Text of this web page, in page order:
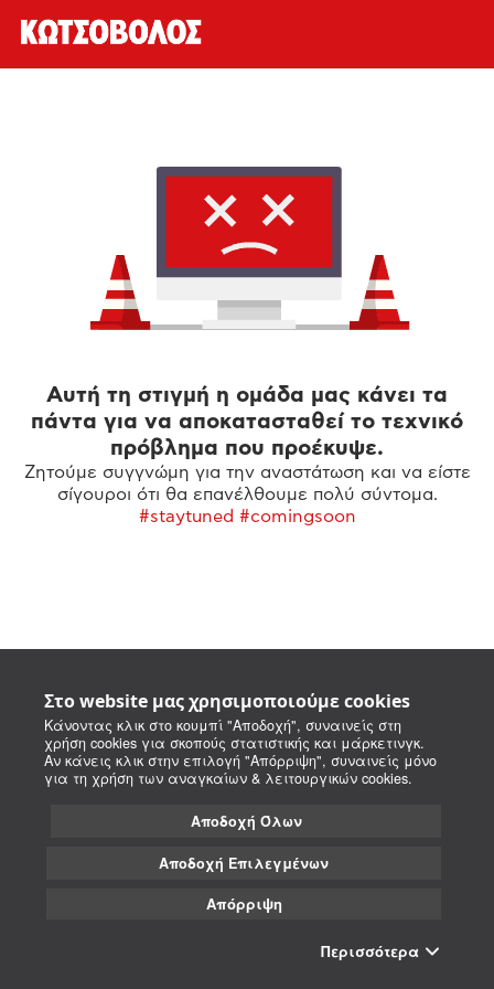
Στο website μας χρησιμοποιούμε cookies
Κάνοντας κλικ στο κουμπί "Αποδοχή", συναινείς στη
χρήση cookies για σκοπούς στατιστικής και μάρκετινγκ.
Αν κάνεις κλικ στην επιλογή "Απόρριψη", συναινείς μόνο
για τη χρήση των αναγκαίων & λειτουργικών cookies.
Αποδοχή Όλων
Αποδοχή Επιλεγμένων
Απόρριψη
Περισσότερα
Αυτή τη στιγμή η ομάδα μας κάνει τα
πάντα για να αποκατασταθεί το τεχνικό
πρόβλημα που προέκυψε.
Ζητούμε συγγνώμη για την αναστάτωση και να είστε
σίγουροι ότι θα επανέλθουμε πολύ σύντομα.
#staytuned #comingsoon